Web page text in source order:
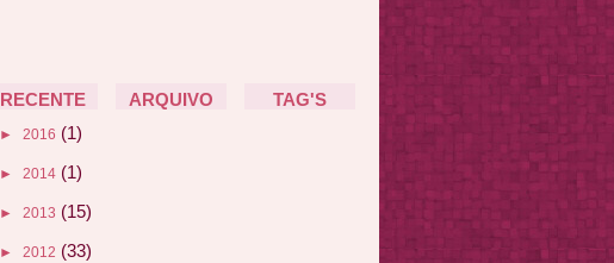
RECENTE ARQUIVO TAG'S
► 2016 (1)
► 2014 (1)
► 2013 (15)
► 2012 (33)